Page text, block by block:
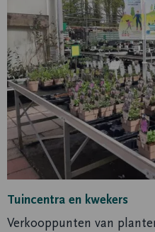
Tuincentra en kwekers
Verkooppunten van